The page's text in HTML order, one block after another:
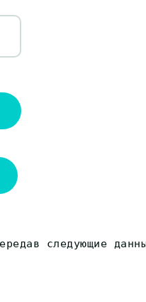
следующие